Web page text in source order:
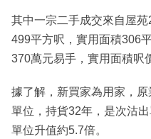
其中一宗二手成交來自屋
499平方呎，實用面積306
370萬元易手，實用面積呎
據了解，新買家為用家，
單位，持貨32年，是次沽
單位升值約5.7倍。